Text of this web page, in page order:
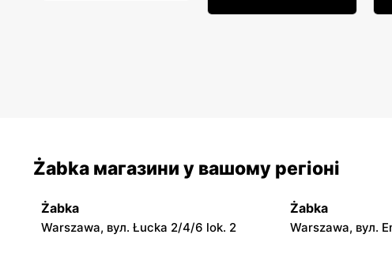
Żabka магазини у вашому регіоні
Żabka
Warszawa, вул. Łucka 2/4/6 lok. 2
Żabka
Warszawa, вул.